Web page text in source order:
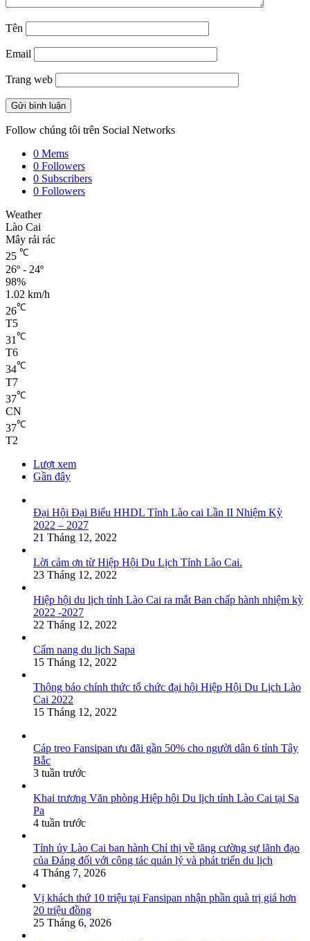
Tên
Email
Trang web
Follow chúng tôi trên Social Networks
0 Mems
0 Followers
0 Subscribers
0 Followers
Weather
Lào Cai
Mây rải rác
25 ℃
26º - 24º
98%
1.02 km/h
26℃
T5
31℃
T6
34℃
T7
37℃
CN
37℃
T2
Lượt xem
Gần đây
Đại Hội Đại Biểu HHDL Tỉnh Lào cai Lần II Nhiệm Kỳ
2022 – 2027
21 Tháng 12, 2022
Lời cảm ơn từ Hiệp Hội Du Lịch Tỉnh Lào Cai.
23 Tháng 12, 2022
Hiệp hội du lịch tỉnh Lào Cai ra mắt Ban chấp hành nhiệm kỳ
2022 -2027
22 Tháng 12, 2022
Cẩm nang du lịch Sapa
15 Tháng 12, 2022
Thông báo chính thức tổ chức đại hội Hiệp Hội Du Lịch Lào
Cai 2022
15 Tháng 12, 2022
Cáp treo Fansipan ưu đãi gần 50% cho người dân 6 tỉnh Tây
Bắc
3 tuần trước
Khai trương Văn phòng Hiệp hội Du lịch tỉnh Lào Cai tại Sa
Pa
4 tuần trước
Tỉnh ủy Lào Cai ban hành Chỉ thị về tăng cường sự lãnh đạo
của Đảng đối với công tác quản lý và phát triển du lịch
4 Tháng 7, 2026
Vị khách thứ 10 triệu tại Fansipan nhận phần quà trị giá hơn
20 triệu đồng
25 Tháng 6, 2026